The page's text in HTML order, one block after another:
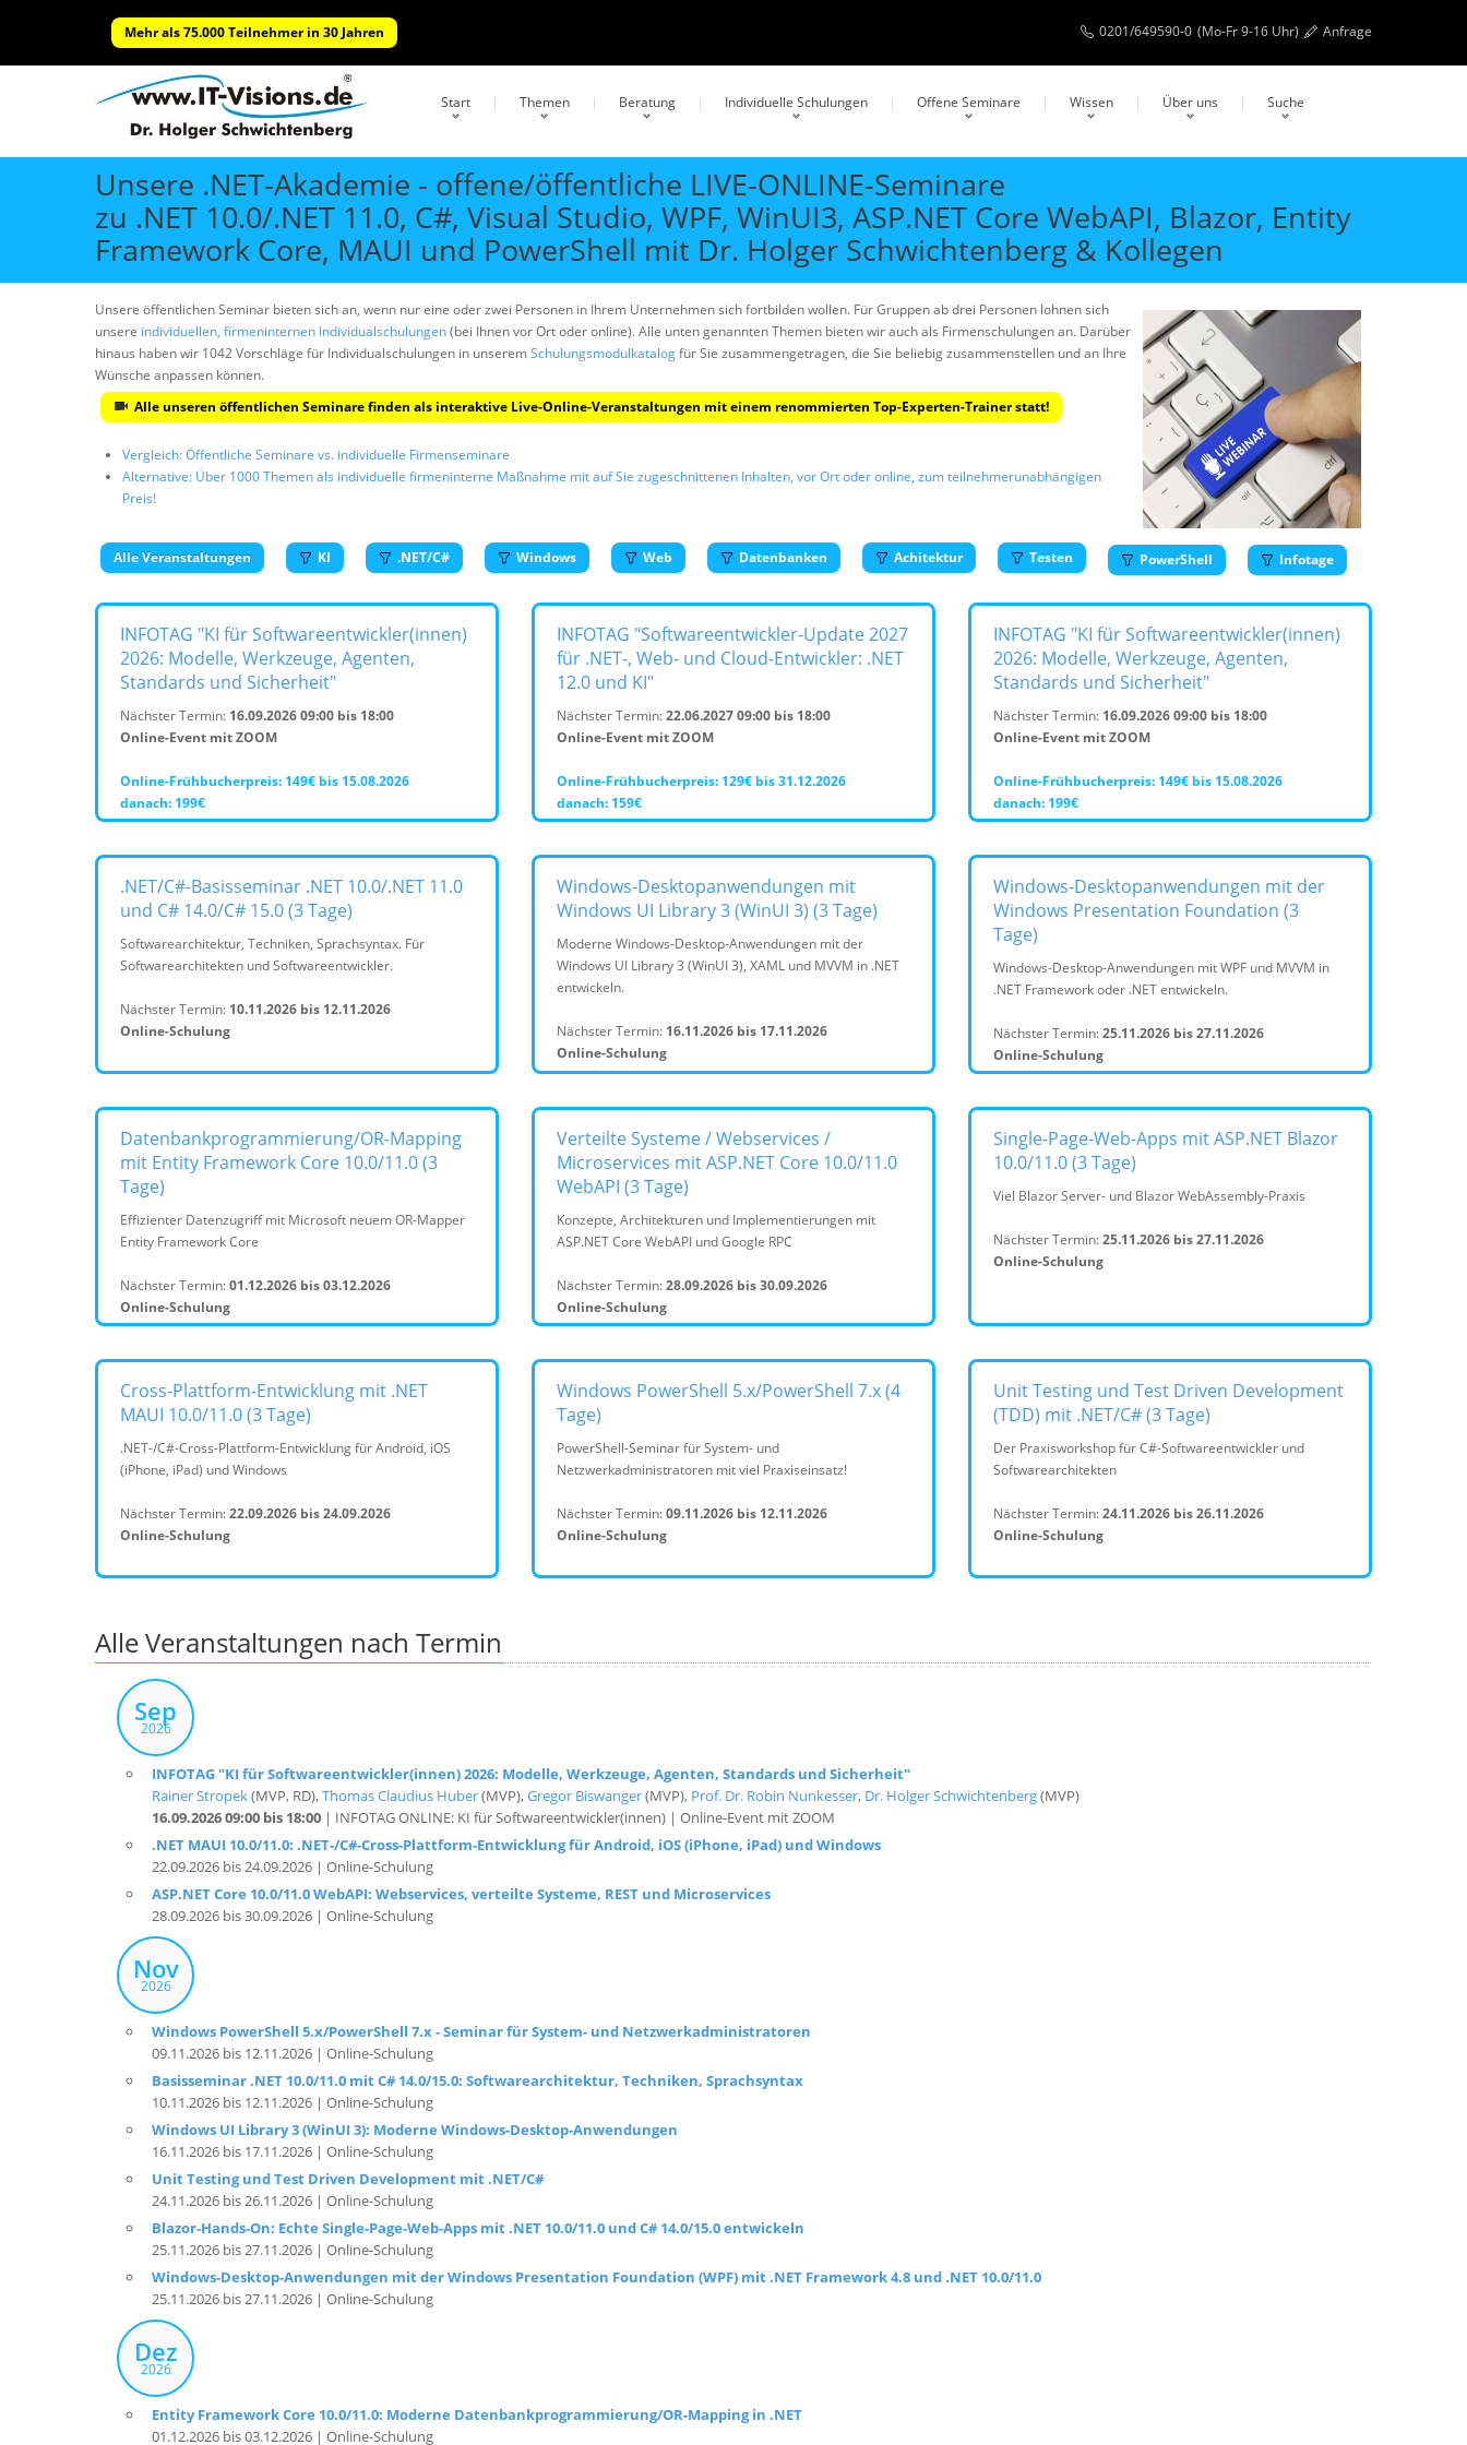
Mehr als 75.000 Teilnehmer in 30 Jahren 0201/649590-0 (Mo-Fr 9-16 Uhr) Anfrage
Start Themen Beratung Individuelle Schulungen Offene Seminare Wissen Über uns Suche
Unsere .NET-Akademie - offene/öffentliche LIVE-ONLINE-Seminare
zu .NET 10.0/.NET 11.0, C#, Visual Studio, WPF, WinUI3, ASP.NET Core WebAPI, Blazor, Entity
Framework Core, MAUI und PowerShell mit Dr. Holger Schwichtenberg & Kollegen
Unsere öffentlichen Seminar bieten sich an, wenn nur eine oder zwei Personen in Ihrem Unternehmen sich fortbilden wollen. Für Gruppen ab drei Personen lohnen sich
unsere individuellen, firmeninternen Individualschulungen(bei Ihnen vor Ort oder online). Alle unten genannten Themen bieten wir auch als Firmenschulungen an. Darüber
hinaus haben wir 1042 Vorschläge für Individualschulungen in unseremSchulungsmodulkatalogfür Sie zusammengetragen, die Sie beliebig zusammenstellen und an Ihre
Wünsche anpassen können.
Alle unseren öffentlichen Seminare finden als interaktive Live-Online-Veranstaltungen mit einem renommierten Top-Experten-Trainer statt!
Vergleich: Öffentliche Seminare vs. individuelle Firmenseminare
Alternative: Über 1000 Themen als individuelle firmeninterne Maßnahme mit auf Sie zugeschnittenen Inhalten, vor Ort oder online, zum teilnehmerunabhängigen
Preis!
Alle Veranstaltungen KI .NET/C# Windows Web Datenbanken Achitektur Testen PowerShell Infotage
INFOTAG "KI für Softwareentwickler(innen)
2026: Modelle, Werkzeuge, Agenten,
Standards und Sicherheit"
Nächster Termin: 16.09.2026 09:00 bis 18:00
Online-Event mit ZOOM
Online-Frühbucherpreis: 149€ bis 15.08.2026
danach: 199€
INFOTAG "Softwareentwickler-Update 2027
für .NET-, Web- und Cloud-Entwickler: .NET
12.0 und KI"
Nächster Termin:22.06.2027 09:00 bis 18:00
Online-Event mit ZOOM
Online-Frühbucherpreis: 129€ bis 31.12.2026
danach: 159€
INFOTAG "KI für Softwareentwickler(innen)
2026: Modelle, Werkzeuge, Agenten,
Standards und Sicherheit"
Nächster Termin: 16.09.2026 09:00 bis 18:00
Online-Event mit ZOOM
Online-Frühbucherpreis: 149€ bis 15.08.2026
danach: 199€
.NET/C#-Basisseminar .NET 10.0/.NET 11.0
und C# 14.0/C# 15.0 (3 Tage)
Softwarearchitektur, Techniken, Sprachsyntax. Für
Softwarearchitekten und Softwareentwickler.
Nächster Termin: 10.11.2026 bis 12.11.2026
Online-Schulung
Windows-Desktopanwendungen mit
Windows UI Library 3 (WinUI 3) (3 Tage)
Moderne Windows-Desktop-Anwendungen mit der
Windows UI Library 3 (WinUI 3), XAML und MVVM in .NET
entwickeln.
Nächster Termin: 16.11.2026 bis 17.11.2026
Online-Schulung
Windows-Desktopanwendungen mit der
Windows Presentation Foundation (3
Tage)
Windows-Desktop-Anwendungen mit WPF und MVVM in
.NET Framework oder .NET entwickeln.
Nächster Termin:25.11.2026 bis 27.11.2026
Online-Schulung
Datenbankprogrammierung/OR-Mapping
mit Entity Framework Core 10.0/11.0 (3
Tage)
Effizienter Datenzugriff mit Microsoft neuem OR-Mapper
Entity Framework Core
Nächster Termin:01.12.2026 bis 03.12.2026
Online-Schulung
Verteilte Systeme / Webservices /
Microservices mit ASP.NET Core 10.0/11.0
WebAPI (3 Tage)
Konzepte, Architekturen und Implementierungen mit
ASP.NET Core WebAPI und Google RPC
Nächster Termin:28.09.2026 bis 30.09.2026
Online-Schulung
Single-Page-Web-Apps mit ASP.NET Blazor
10.0/11.0 (3 Tage)
Viel Blazor Server- und Blazor WebAssembly-Praxis
Nächster Termin:25.11.2026 bis 27.11.2026
Online-Schulung
Cross-Plattform-Entwicklung mit .NET
MAUI 10.0/11.0 (3 Tage)
.NET-/C#-Cross-Plattform-Entwicklung für Android, iOS
(iPhone, iPad) und Windows
Nächster Termin:22.09.2026 bis 24.09.2026
Online-Schulung
Windows PowerShell 5.x/PowerShell 7.x (4
Tage)
PowerShell-Seminar für System- und
Netzwerkadministratoren mit viel Praxiseinsatz!
Nächster Termin:09.11.2026 bis 12.11.2026
Online-Schulung
Unit Testing und Test Driven Development
(TDD) mit .NET/C# (3 Tage)
Der Praxisworkshop für C#-Softwareentwickler und
Softwarearchitekten
Nächster Termin:24.11.2026 bis 26.11.2026
Online-Schulung
Alle Veranstaltungen nach Termin
Sep
2026
INFOTAG "KI für Softwareentwickler(innen) 2026: Modelle, Werkzeuge, Agenten, Standards und Sicherheit"
Rainer Stropek(MVP, RD),Thomas Claudius Huber(MVP),Gregor Biswanger(MVP), Prof. Dr. Robin Nunkesser, Dr. Holger Schwichtenberg(MVP)
16.09.2026 09:00 bis 18:00| INFOTAG ONLINE: KI für Softwareentwickler(innen) | Online-Event mit ZOOM
.NET MAUI 10.0/11.0: .NET-/C#-Cross-Plattform-Entwicklung für Android, iOS (iPhone, iPad) und Windows
22.09.2026 bis 24.09.2026 | Online-Schulung
ASP.NET Core 10.0/11.0 WebAPI: Webservices, verteilte Systeme, REST und Microservices
28.09.2026 bis 30.09.2026 | Online-Schulung
Nov
2026
Windows PowerShell 5.x/PowerShell 7.x - Seminar für System- und Netzwerkadministratoren
09.11.2026 bis 12.11.2026 | Online-Schulung
Basisseminar .NET 10.0/11.0 mit C# 14.0/15.0: Softwarearchitektur, Techniken, Sprachsyntax
10.11.2026 bis 12.11.2026 | Online-Schulung
Windows UI Library 3 (WinUI 3): Moderne Windows-Desktop-Anwendungen
16.11.2026 bis 17.11.2026 | Online-Schulung
Unit Testing und Test Driven Development mit .NET/C#
24.11.2026 bis 26.11.2026 | Online-Schulung
Blazor-Hands-On: Echte Single-Page-Web-Apps mit .NET 10.0/11.0 und C# 14.0/15.0 entwickeln
25.11.2026 bis 27.11.2026 | Online-Schulung
Windows-Desktop-Anwendungen mit der Windows Presentation Foundation (WPF) mit .NET Framework 4.8 und .NET 10.0/11.0
25.11.2026 bis 27.11.2026 | Online-Schulung
Dez
2026
Entity Framework Core 10.0/11.0: Moderne Datenbankprogrammierung/OR-Mapping in .NET
01.12.2026 bis 03.12.2026 | Online-Schulung